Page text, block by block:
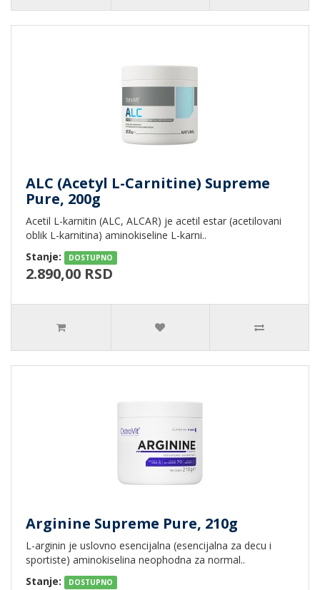
ALC (Acetyl L-Carnitine) Supreme
Pure, 200g
Acetil L-karnitin (ALC, ALCAR) je acetil estar (acetilovani
oblik L-karnitina) aminokiseline L-karni..
Stanje:
DOSTUPNO
2.890,00 RSD
Arginine Supreme Pure, 210g
L-arginin je uslovno esencijalna (esencijalna za decu i
sportiste) aminokiselina neophodna za normal..
Stanje:
DOSTUPNO